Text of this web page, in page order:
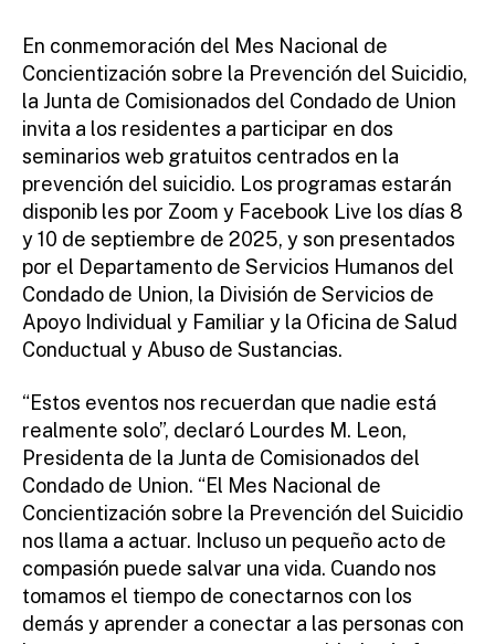
En conmemoración del Mes Nacional de
Concientización sobre la Prevención del Suicidio,
la Junta de Comisionados del Condado de Union
invita a los residentes a participar en dos
seminarios web gratuitos centrados en la
prevención del suicidio. Los programas estarán
disponib les por Zoom y Facebook Live los días 8
y 10 de septiembre de 2025, y son presentados
por el Departamento de Servicios Humanos del
Condado de Union, la División de Servicios de
Apoyo Individual y Familiar y la Oficina de Salud
Conductual y Abuso de Sustancias.
“Estos eventos nos recuerdan que nadie está
realmente solo”, declaró Lourdes M. Leon,
Presidenta de la Junta de Comisionados del
Condado de Union. “El Mes Nacional de
Concientización sobre la Prevención del Suicidio
nos llama a actuar. Incluso un pequeño acto de
compasión puede salvar una vida. Cuando nos
tomamos el tiempo de conectarnos con los
demás y aprender a conectar a las personas con